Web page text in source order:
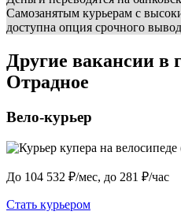
Самозанятым курьерам с
доступна опция срочного
Другие вакансии в
Отрадное
Вело-курьер
До 104 532 ₽/мес, до 281 ₽/час
Стать курьером